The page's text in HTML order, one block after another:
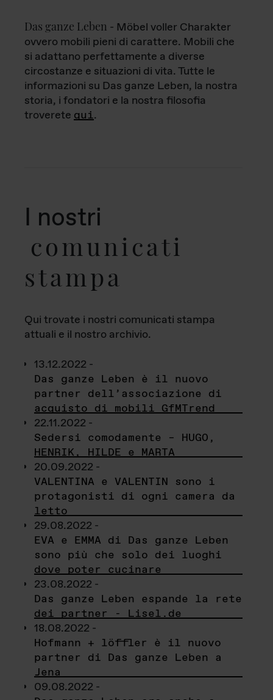
Das ganze Leben - Möbel voller Charakter
ovvero mobili pieni di carattere. Mobili che
si adattano perfettamente a diverse
circostanze e situazioni di vita. Tutte le
informazioni su Das ganze Leben, la nostra
storia, i fondatori e la nostra filosofia
troverete qui.
I nostri
comunicati
stampa
Qui trovate i nostri comunicati stampa
attuali e il nostro archivio.
13.12.2022 -
Das ganze Leben è il nuovo
partner dell’associazione di
acquisto di mobili GfMTrend
22.11.2022 -
Sedersi comodamente – HUGO,
HENRIK, HILDE e MARTA
20.09.2022 -
VALENTINA e VALENTIN sono i
protagonisti di ogni camera da
letto
29.08.2022 -
EVA e EMMA di Das ganze Leben
sono più che solo dei luoghi
dove poter cucinare
23.08.2022 -
Das ganze Leben espande la rete
dei partner - Lisel.de
18.08.2022 -
Hofmann + löffler è il nuovo
partner di Das ganze Leben a
Jena
09.08.2022 -